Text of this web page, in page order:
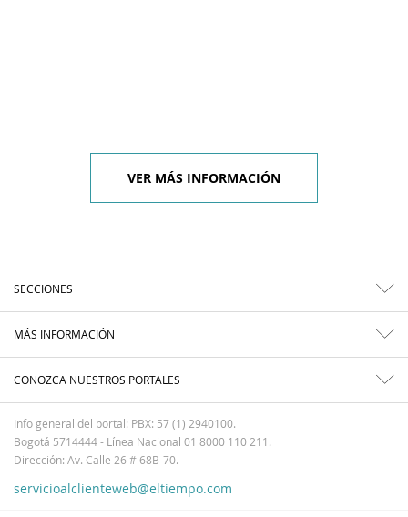
VER MÁS INFORMACIÓN
SECCIONES
MÁS INFORMACIÓN
CONOZCA NUESTROS PORTALES
Info general del portal: PBX: 57 (1) 2940100.
Bogotá 5714444 - Línea Nacional 01 8000 110 211.
Dirección: Av. Calle 26 # 68B-70.
servicioalclienteweb@eltiempo.com